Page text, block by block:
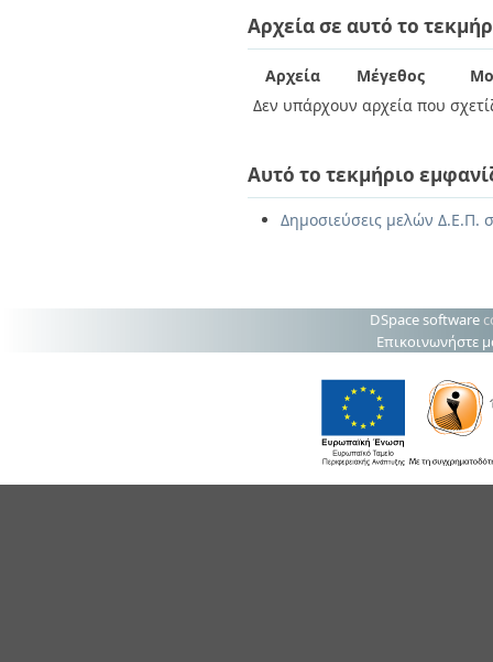
Αρχεία σε αυτό το
Αρχεία Μέγεθος
Δεν υπάρχουν αρχεία που
Αυτό το τεκμήριο
Δημοσιεύσεις μελών Δ.Ε.Π.
DSpace software
Επικοινωνήστε